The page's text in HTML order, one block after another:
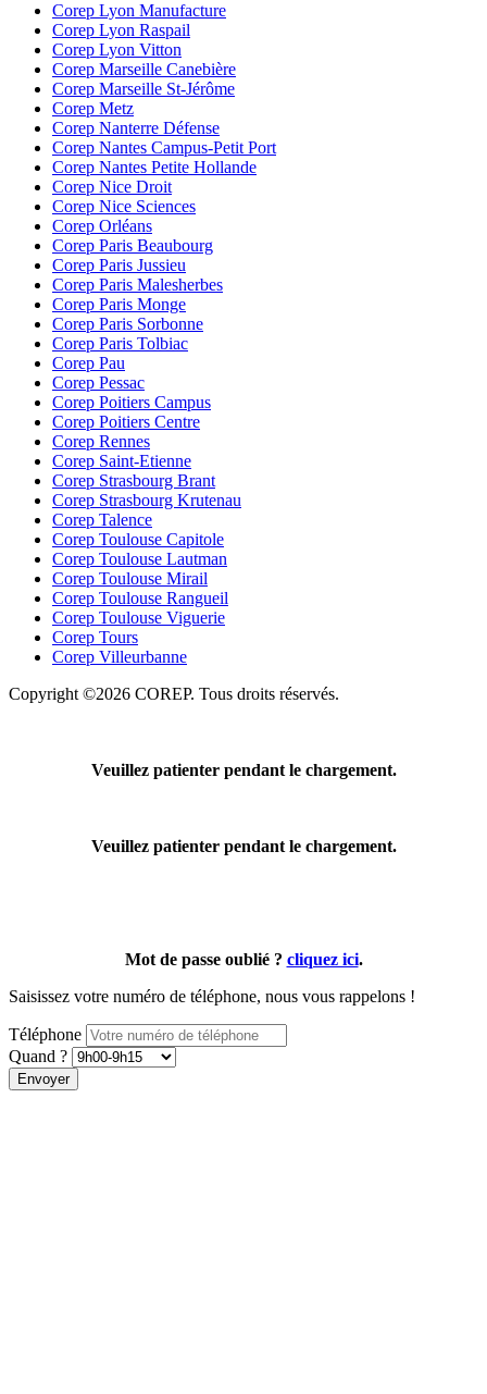
Corep Lyon Manufacture
Corep Lyon Raspail
Corep Lyon Vitton
Corep Marseille Canebière
Corep Marseille St-Jérôme
Corep Metz
Corep Nanterre Défense
Corep Nantes Campus-Petit Port
Corep Nantes Petite Hollande
Corep Nice Droit
Corep Nice Sciences
Corep Orléans
Corep Paris Beaubourg
Corep Paris Jussieu
Corep Paris Malesherbes
Corep Paris Monge
Corep Paris Sorbonne
Corep Paris Tolbiac
Corep Pau
Corep Pessac
Corep Poitiers Campus
Corep Poitiers Centre
Corep Rennes
Corep Saint-Etienne
Corep Strasbourg Brant
Corep Strasbourg Krutenau
Corep Talence
Corep Toulouse Capitole
Corep Toulouse Lautman
Corep Toulouse Mirail
Corep Toulouse Rangueil
Corep Toulouse Viguerie
Corep Tours
Corep Villeurbanne
Copyright ©2026 COREP. Tous droits réservés.
Veuillez patienter pendant le chargement.
Veuillez patienter pendant le chargement.
Mot de passe oublié ? cliquez ici.
Saisissez votre numéro de téléphone, nous vous rappelons !
Téléphone
Quand ?
Envoyer